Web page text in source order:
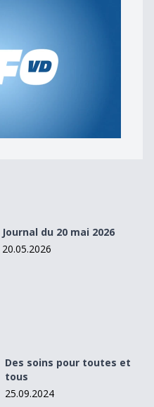
Journal du 20 mai 2026
20.05.2026
Des soins pour toutes et
tous
25.09.2024